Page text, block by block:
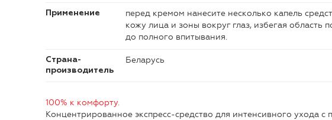
Применение
перед кремом нанесите несколько капель
кожу лица и зоны вокруг глаз, избегая область
до полного впитывания.
Страна-
производитель
Беларусь
100% к комфорту.
Концентрированное экспресс-средство для интенсивного ухода